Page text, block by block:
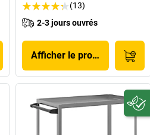
(13)
2-3 jours ouvrés
Afficher le produit